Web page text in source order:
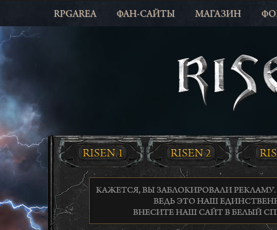
RPGAREA ФАН-САЙТЫ МАГАЗИН